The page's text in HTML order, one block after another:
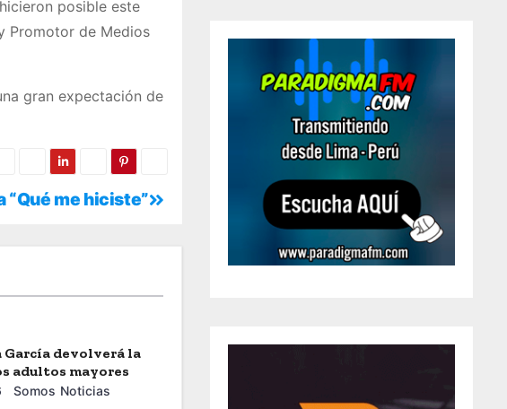
posible este
Promotor de Medios
gran expectación de
“Qué me hiciste”
García devolverá la
adultos mayores
Somos Noticias